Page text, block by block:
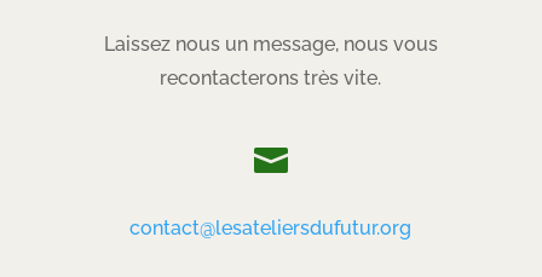
Laissez nous un message, nous vous
recontacterons très vite.

contact@lesateliersdufutur.org